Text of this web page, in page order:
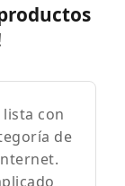
con
de